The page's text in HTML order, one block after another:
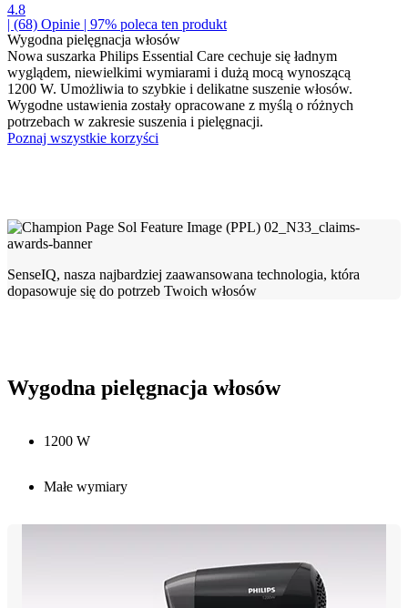
4.8
| (68) Opinie | 97% poleca ten produkt
Wygodna pielęgnacja włosów
Nowa suszarka Philips Essential Care cechuje się ładnym
wyglądem, niewielkimi wymiarami i dużą mocą wynoszącą
1200 W. Umożliwia to szybkie i delikatne suszenie włosów.
Wygodne ustawienia zostały opracowane z myślą o różnych
potrzebach w zakresie suszenia i pielęgnacji.
Poznaj wszystkie korzyści
SenseIQ, nasza najbardziej zaawansowana technologia, która
dopasowuje się do potrzeb Twoich włosów
Wygodna pielęgnacja włosów
1200 W
Małe wymiary